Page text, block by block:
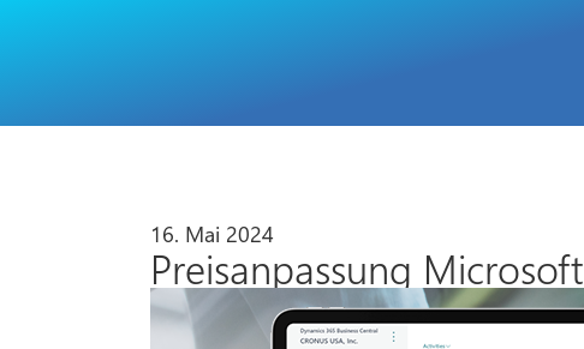
16. Mai 2024
Preisanpassung Microsoft